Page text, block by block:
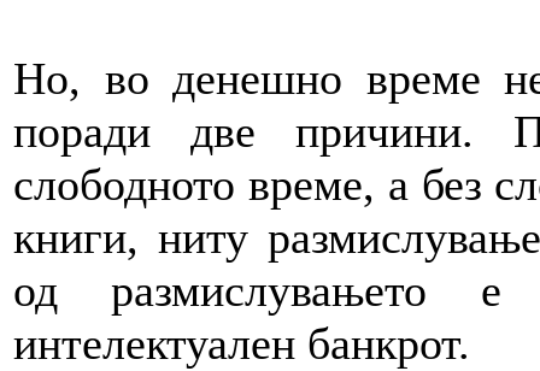
Но, во денешно време
поради две причини.
слободното време, а без
книги, ниту
од размислувањето
интелектуален банкрот.